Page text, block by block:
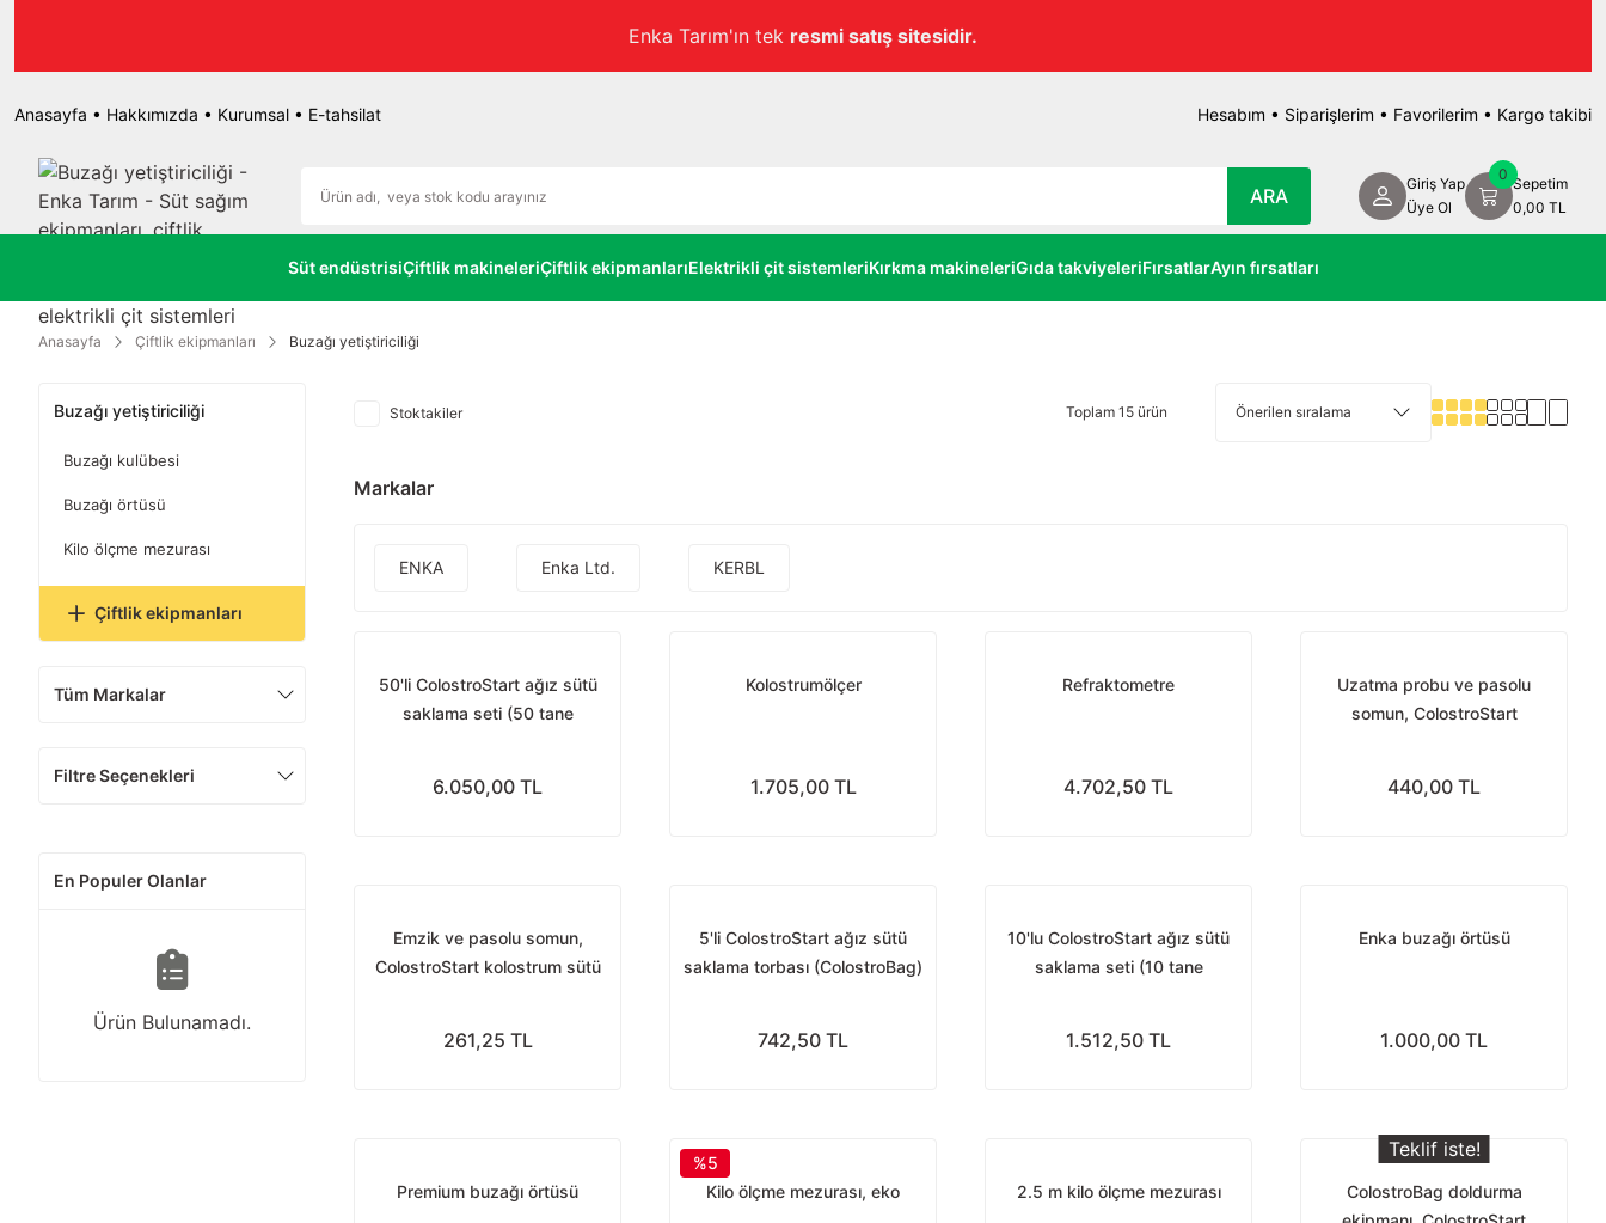
Enka Tarım'ın tek resmi satış sitesidir.
Anasayfa • Hakkımızda • Kurumsal • E-tahsilat Hesabım • Siparişlerim • Favorilerim • Kargo takibi
ARA
Giriş Yap
Üye Ol
0
Sepetim
0,00 TL
Süt endüstrisiÇiftlik makineleriÇiftlik ekipmanlarıElektrikli çit sistemleriKırkma makineleriGıda takviyeleriFırsatlarAyın fırsatları
Anasayfa Çiftlik ekipmanları Buzağı yetiştiriciliği
Buzağı yetiştiriciliği
Buzağı kulübesi
Buzağı örtüsü
Kilo ölçme mezurası
Çiftlik ekipmanları
Tüm Markalar
Filtre Seçenekleri
En Populer Olanlar
Ürün Bulunamadı.
Stoktakiler Toplam 15 ürün
Markalar
ENKA Enka Ltd. KERBL
50'li ColostroStart ağız sütü
saklama seti (50 tane
emzik)
6.050,00 TL
Kolostrumölçer
1.705,00 TL
Refraktometre
4.702,50 TL
Uzatma probu ve pasolu
somun, ColostroStart
440,00 TL
Emzik ve pasolu somun,
ColostroStart kolostrum sütü
261,25 TL
5'li ColostroStart ağız sütü
saklama torbası (ColostroBag)
742,50 TL
10'lu ColostroStart ağız sütü
saklama seti (10 tane
emzik)
1.512,50 TL
Enka buzağı örtüsü
1.000,00 TL
Premium buzağı örtüsü
%5
Kilo ölçme mezurası, eko
2.5 m kilo ölçme mezurası
Teklif iste!
ColostroBag doldurma